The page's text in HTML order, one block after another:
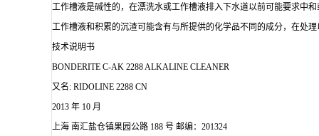
工作槽液是碱性的，在漂洗水或工作槽液排入下水道以前可能要求中
工作槽液和积累的沉渣可能含有与所提供的化学品不同的成分，在处
技术说明书
BONDERITE C-AK 2288 ALKALINE CLEANER
又名: RIDOLINE 2288 CN
2013 年 10 月
上海 南汇盐仓镇果园公路 188 号 邮编：201324